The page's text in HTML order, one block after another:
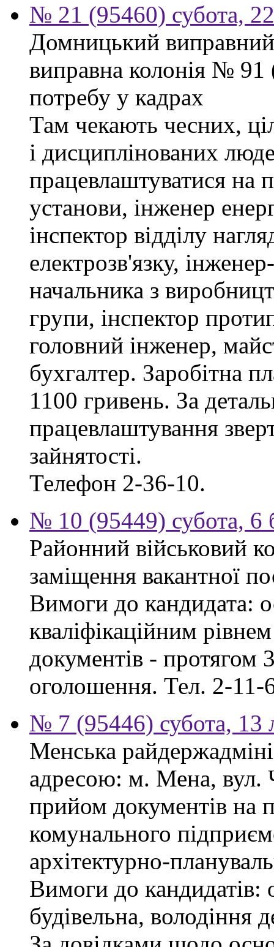
№ 21 (95460) субота,
Домницький
виправна колонія №
потребу у кадрах
Там чекають чесних,
і дисциплінованих
працевлаштуватися на
установи, інженер
інспектор відділу
електрозв'язку,
начальника з
групи, інспектор
головний інженер,
бухгалтер. Заробітна
1100 гривень. За
працевлаштування
зайнятості.
Телефон 2-36-10.
№ 10 (95449) субота, 6
Районний військовий
заміщення вакантної
Вимоги до кандидата:
кваліфікаційним
документів - протягом
оголошення. Тел. 2-11-
№ 7 (95446) субота, 13
Менська
адресою: м. Мена, вул.
прийом документів на
комунального
архітектурно-
Вимоги до кандидатів:
будівельна,